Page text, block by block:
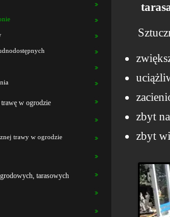
zbyt
zbyt
w ogrodzie
trawy w ogrodzie
tarasowych